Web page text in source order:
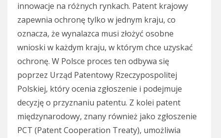
innowacje na różnych rynkach. Patent krajowy
zapewnia ochronę tylko w jednym kraju, co
oznacza, że wynalazca musi złożyć osobne
wnioski w każdym kraju, w którym chce uzyskać
ochronę. W Polsce proces ten odbywa się
poprzez Urząd Patentowy Rzeczypospolitej
Polskiej, który ocenia zgłoszenie i podejmuje
decyzję o przyznaniu patentu. Z kolei patent
międzynarodowy, znany również jako zgłoszenie
PCT (Patent Cooperation Treaty), umożliwia